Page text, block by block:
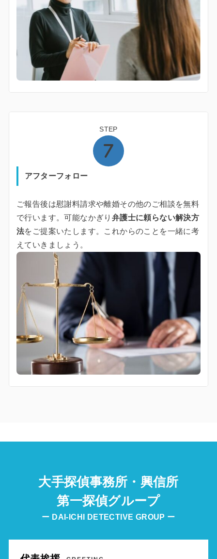
STEP
アフターフォロー
ご報告後は慰謝料請求や離婚その他のご相談を無料
で行います。可能なかぎり 弁護士に頼らない解決方
法をご提案いたします。これからのことを一緒に考
えていきましょう。
大手探偵事務所・興信所
第一探偵グループ
ー DAI-ICHI DETECTIVE GROUP ー